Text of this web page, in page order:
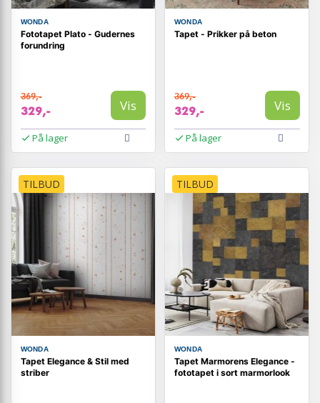
WONDA
Fototapet Plato - Gudernes
forundring
369,-
329,- Vis
På lager
WONDA
Tapet - Prikker på beton
369,-
329,- Vis
På lager
TILBUD
WONDA
Tapet Elegance & Stil med
striber
TILBUD
WONDA
Tapet Marmorens Elegance -
fototapet i sort marmorlook